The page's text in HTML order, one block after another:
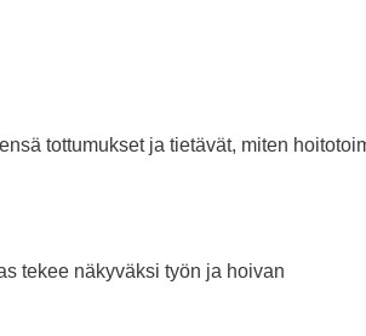
tottumukset ja tietävät, miten
tekee näkyväksi työn ja hoivan